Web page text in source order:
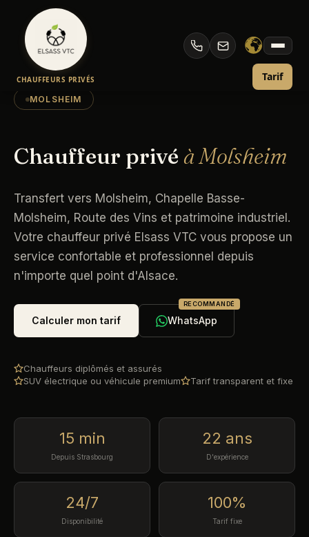
contenu
CHAUFFEURS PRIVÉS Tarif
MOLSHEIM
Chauffeur privé à Molsheim
Transfert vers Molsheim, Chapelle Basse-
Molsheim, Route des Vins et patrimoine industriel.
Votre chauffeur privé Elsass VTC vous propose un
service confortable et professionnel depuis
n'importe quel point d'Alsace.
Calculer mon tarif
RECOMMANDÉ
WhatsApp
Chauffeurs diplômés et assurés
SUV électrique ou véhicule premium
Tarif transparent et fixe
15 min
Depuis Strasbourg
22 ans
D'expérience
24/7
Disponibilité
100%
Tarif fixe